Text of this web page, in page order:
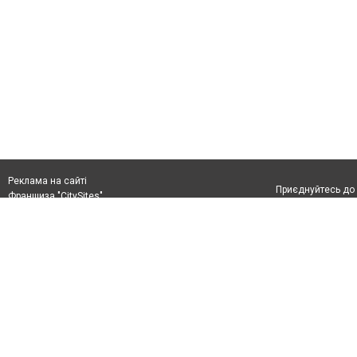
Реклама на сайті
Франшиза "CitySites"
Приєднуйтесь до